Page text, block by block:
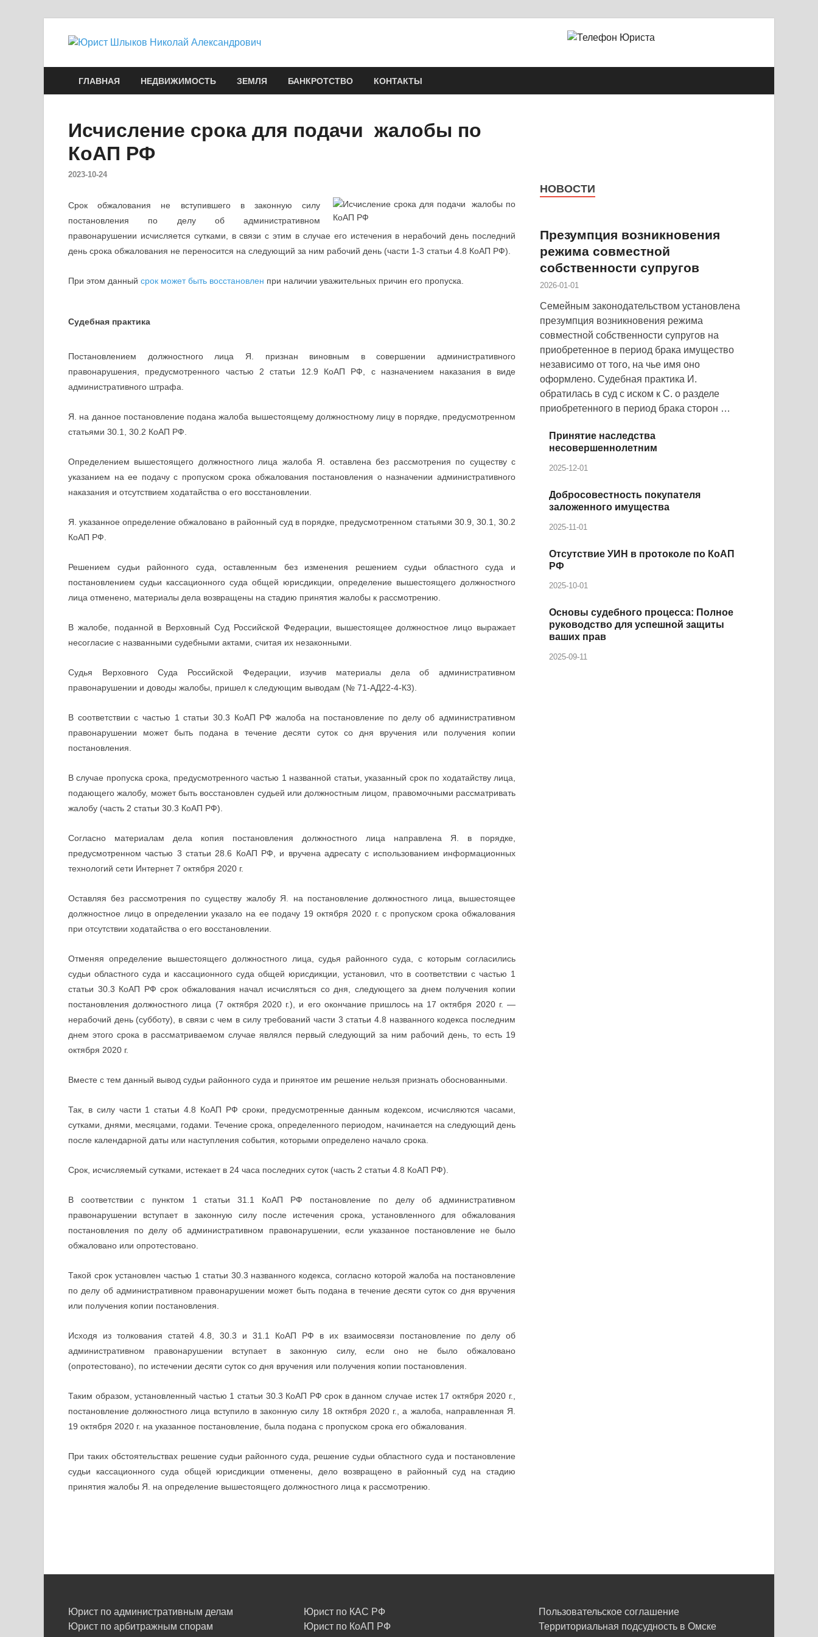
Юрист Шлыков Николай Александрович
ГЛАВНАЯ НЕДВИЖИМОСТЬ ЗЕМЛЯ БАНКРОТСТВО КОНТАКТЫ
Исчисление срока для подачи жалобы по
КоАП РФ
2023-10-24
Срок обжалования не вступившего в законную силу
постановления по делу об административном
правонарушении исчисляется сутками, в связи с этим в случае его истечения в нерабочий день последний
день срока обжалования не переносится на следующий за ним рабочий день (части 1-3 статьи 4.8 КоАП РФ).
При этом данный срок может быть восстановлен при наличии уважительных причин его пропуска.
Судебная практика
Постановлением должностного лица Я. признан виновным в совершении административного
правонарушения, предусмотренного частью 2 статьи 12.9 КоАП РФ, с назначением наказания в виде
административного штрафа.
Я. на данное постановление подана жалоба вышестоящему должностному лицу в порядке, предусмотренном
статьями 30.1, 30.2 КоАП РФ.
Определением вышестоящего должностного лица жалоба Я. оставлена без рассмотрения по существу с
указанием на ее подачу с пропуском срока обжалования постановления о назначении административного
наказания и отсутствием ходатайства о его восстановлении.
Я. указанное определение обжаловано в районный суд в порядке, предусмотренном статьями 30.9, 30.1, 30.2
КоАП РФ.
Решением судьи районного суда, оставленным без изменения решением судьи областного суда и
постановлением судьи кассационного суда общей юрисдикции, определение вышестоящего должностного
лица отменено, материалы дела возвращены на стадию принятия жалобы к рассмотрению.
В жалобе, поданной в Верховный Суд Российской Федерации, вышестоящее должностное лицо выражает
несогласие с названными судебными актами, считая их незаконными.
Судья Верховного Суда Российской Федерации, изучив материалы дела об административном
правонарушении и доводы жалобы, пришел к следующим выводам (№ 71-АД22-4-К3).
В соответствии с частью 1 статьи 30.3 КоАП РФ жалоба на постановление по делу об административном
правонарушении может быть подана в течение десяти суток со дня вручения или получения копии
постановления.
В случае пропуска срока, предусмотренного частью 1 названной статьи, указанный срок по ходатайству лица,
подающего жалобу, может быть восстановлен судьей или должностным лицом, правомочными рассматривать
жалобу (часть 2 статьи 30.3 КоАП РФ).
Согласно материалам дела копия постановления должностного лица направлена Я. в порядке,
предусмотренном частью 3 статьи 28.6 КоАП РФ, и вручена адресату с использованием информационных
технологий сети Интернет 7 октября 2020 г.
Оставляя без рассмотрения по существу жалобу Я. на постановление должностного лица, вышестоящее
должностное лицо в определении указало на ее подачу 19 октября 2020 г. с пропуском срока обжалования
при отсутствии ходатайства о его восстановлении.
Отменяя определение вышестоящего должностного лица, судья районного суда, с которым согласились
судьи областного суда и кассационного суда общей юрисдикции, установил, что в соответствии с частью 1
статьи 30.3 КоАП РФ срок обжалования начал исчисляться со дня, следующего за днем получения копии
постановления должностного лица (7 октября 2020 г.), и его окончание пришлось на 17 октября 2020 г. —
нерабочий день (субботу), в связи с чем в силу требований части 3 статьи 4.8 названного кодекса последним
днем этого срока в рассматриваемом случае являлся первый следующий за ним рабочий день, то есть 19
октября 2020 г.
Вместе с тем данный вывод судьи районного суда и принятое им решение нельзя признать обоснованными.
Так, в силу части 1 статьи 4.8 КоАП РФ сроки, предусмотренные данным кодексом, исчисляются часами,
сутками, днями, месяцами, годами. Течение срока, определенного периодом, начинается на следующий день
после календарной даты или наступления события, которыми определено начало срока.
Срок, исчисляемый сутками, истекает в 24 часа последних суток (часть 2 статьи 4.8 КоАП РФ).
В соответствии с пунктом 1 статьи 31.1 КоАП РФ постановление по делу об административном
правонарушении вступает в законную силу после истечения срока, установленного для обжалования
постановления по делу об административном правонарушении, если указанное постановление не было
обжаловано или опротестовано.
Такой срок установлен частью 1 статьи 30.3 названного кодекса, согласно которой жалоба на постановление
по делу об административном правонарушении может быть подана в течение десяти суток со дня вручения
или получения копии постановления.
Исходя из толкования статей 4.8, 30.3 и 31.1 КоАП РФ в их взаимосвязи постановление по делу об
административном правонарушении вступает в законную силу, если оно не было обжаловано
(опротестовано), по истечении десяти суток со дня вручения или получения копии постановления.
Таким образом, установленный частью 1 статьи 30.3 КоАП РФ срок в данном случае истек 17 октября 2020 г.,
постановление должностного лица вступило в законную силу 18 октября 2020 г., а жалоба, направленная Я.
19 октября 2020 г. на указанное постановление, была подана с пропуском срока его обжалования.
При таких обстоятельствах решение судьи районного суда, решение судьи областного суда и постановление
судьи кассационного суда общей юрисдикции отменены, дело возвращено в районный суд на стадию
принятия жалобы Я. на определение вышестоящего должностного лица к рассмотрению.
НОВОСТИ
Презумпция возникновения
режима совместной
собственности супругов
2026-01-01
Семейным законодательством установлена
презумпция возникновения режима
совместной собственности супругов на
приобретенное в период брака имущество
независимо от того, на чье имя оно
оформлено. Судебная практика И.
обратилась в суд с иском к С. о разделе
приобретенного в период брака сторон …
Принятие наследства
несовершеннолетним
2025-12-01
Добросовестность покупателя
заложенного имущества
2025-11-01
Отсутствие УИН в протоколе по КоАП
РФ
2025-10-01
Основы судебного процесса: Полное
руководство для успешной защиты
ваших прав
2025-09-11
Юрист по административным делам
Юрист по арбитражным спорам
Юрист по КАС РФ
Юрист по КоАП РФ
Пользовательское соглашение
Территориальная подсудность в Омске